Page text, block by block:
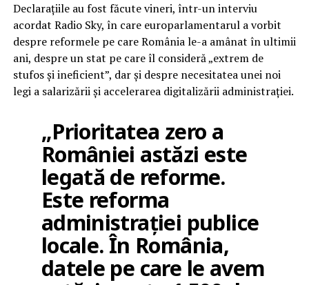
Declarațiile au fost făcute vineri, într-un interviu
acordat Radio Sky, în care europarlamentarul a vorbit
despre reformele pe care România le-a amânat în ultimii
ani, despre un stat pe care îl consideră „extrem de
stufos și ineficient”, dar și despre necesitatea unei noi
legi a salarizării și accelerarea digitalizării administrației.
„Prioritatea zero a
României astăzi este
legată de reforme.
Este reforma
administrației publice
locale. În România,
datele pe care le avem